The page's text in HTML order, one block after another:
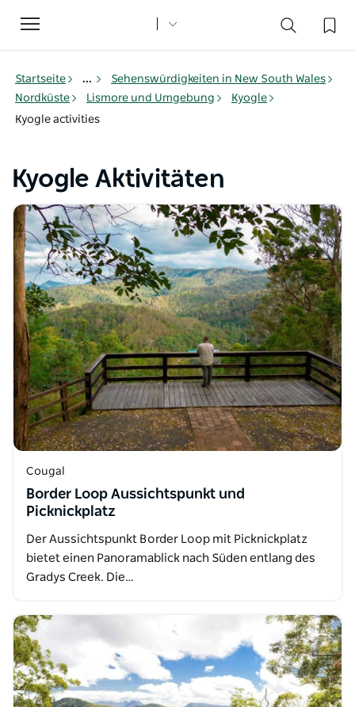
Toggle
navigation
Startseite ...
Sehenswürdigkeiten in New South Wales
Nordküste
Lismore und Umgebung
Kyogle
Kyogle activities
Kyogle Aktivitäten
Cougal
Border Loop Aussichtspunkt und
Picknickplatz
Der Aussichtspunkt Border Loop mit Picknickplatz
bietet einen Panoramablick nach Süden entlang des
Gradys Creek. Die…